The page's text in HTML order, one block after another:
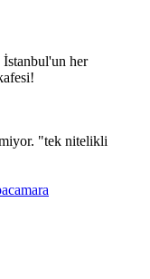
her
"tek nitelikli